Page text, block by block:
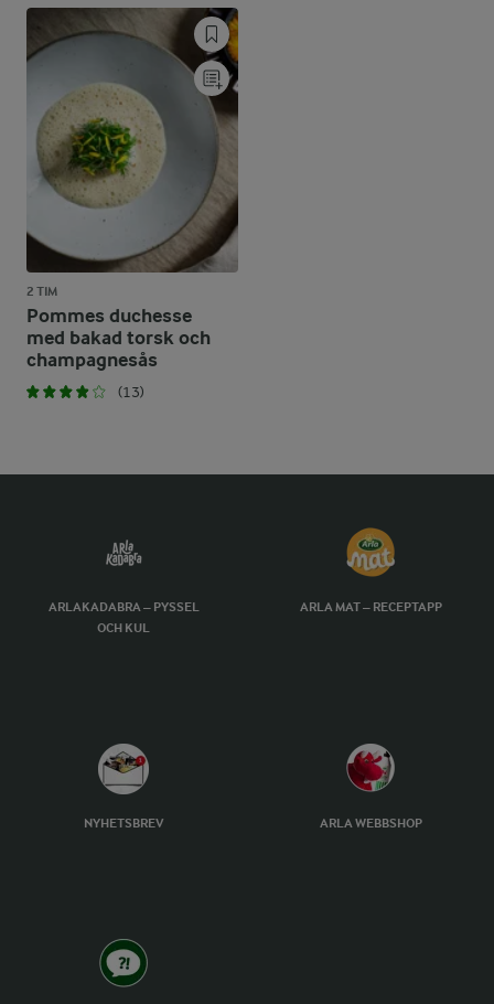
2 TIM
Pommes duchesse
med bakad torsk och
champagnesås
(13)
ARLAKADABRA – PYSSEL
OCH KUL
ARLA MAT – RECEPTAPP
NYHETSBREV ARLA WEBBSHOP